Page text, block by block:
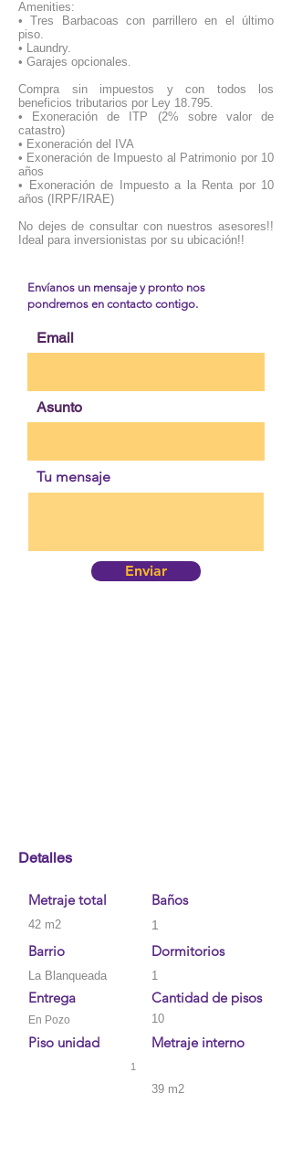
Amenities:
• Tres Barbacoas con parrillero en el último
piso.
• Laundry.
• Garajes opcionales.
Compra sin impuestos y con todos los
beneficios tributarios por Ley 18.795.
• Exoneración de ITP (2% sobre valor de
catastro)
• Exoneración del IVA
• Exoneración de Impuesto al Patrimonio por 10
años
• Exoneración de Impuesto a la Renta por 10
años (IRPF/IRAE)
No dejes de consultar con nuestros asesores!!
Ideal para inversionistas por su ubicación!!
Envíanos un mensaje y pronto nos
pondremos en contacto contigo.
Email
Asunto
Tu mensaje
Enviar
Detalles
Metraje total Baños
42 m2 1
Dormitorios
Barrio
La Blanqueada 1
Cantidad de pisos
Entrega
En Pozo 10
Piso unidad Metraje interno
1
39 m2